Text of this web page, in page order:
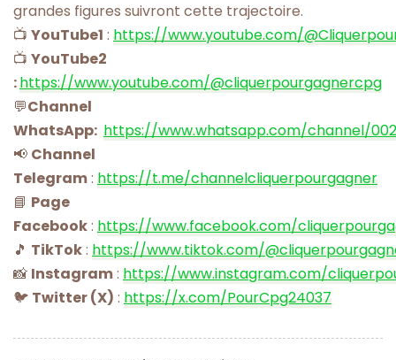
grandes figures suivront cette trajectoire.
📺 YouTube1 : https://www.youtube.com/
📺 YouTube2
:https://www.youtube.com/@cliquerpourgagnercpg
💬Channel
WhatsApp: https://www.whatsapp.com/channel/
📢 Channel
Telegram: https://t.me/channelcliquerpourgagner
📘 Page
Facebook: https://www.facebook.com/
🎵 TikTok: https://www.tiktok.com/
📸 Instagram: https://www.instagram.com/
🐦 Twitter (X) : https://x.com/PourCpg24037